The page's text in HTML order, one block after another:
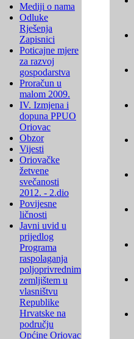
Mediji o nama
Odluke
Rješenja
Zapisnici
Poticajne mjere
za razvoj
gospodarstva
Proračun u
malom 2009.
IV. Izmjena i
dopuna PPUO
Oriovac
Obzor
Vijesti
Oriovačke
žetvene
svečanosti
2012. - 2.dio
Povijesne
ličnosti
Javni uvid u
prijedlog
Programa
raspolaganja
poljoprivrednim
zemljištem u
vlasništvu
Republike
Hrvatske na
području
Općine Oriovac